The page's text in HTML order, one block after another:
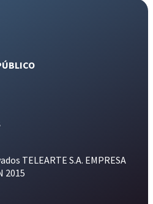
TELEARTE S.A. EMPRESA
2015